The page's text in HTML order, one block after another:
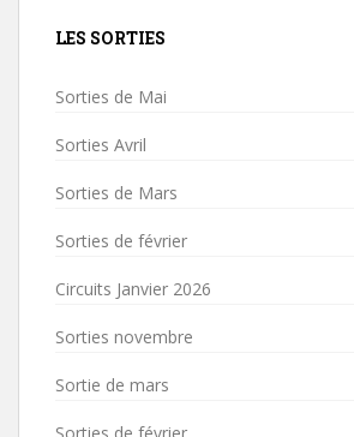
LES SORTIES
Sorties de Mai
Sorties Avril
Sorties de Mars
Sorties de février
Circuits Janvier 2026
Sorties novembre
Sortie de mars